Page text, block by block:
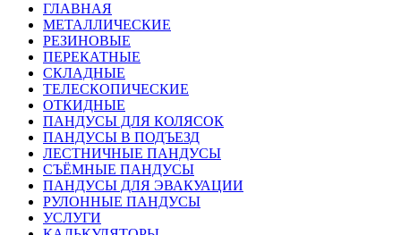
ГЛАВНАЯ
МЕТАЛЛИЧЕСКИЕ
РЕЗИНОВЫЕ
ПЕРЕКАТНЫЕ
СКЛАДНЫЕ
ТЕЛЕСКОПИЧЕСКИЕ
ОТКИДНЫЕ
ПАНДУСЫ ДЛЯ КОЛЯСОК
ПАНДУСЫ В ПОДЪЕЗД
ЛЕСТНИЧНЫЕ ПАНДУСЫ
СЪЁМНЫЕ ПАНДУСЫ
ПАНДУСЫ ДЛЯ ЭВАКУАЦИИ
РУЛОННЫЕ ПАНДУСЫ
УСЛУГИ